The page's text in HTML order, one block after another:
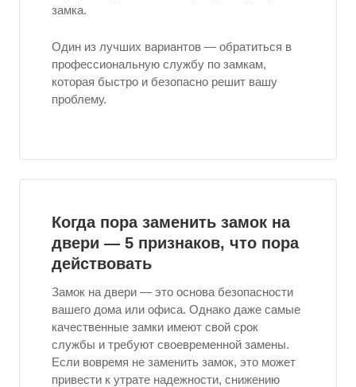
замка.
Один из лучших вариантов — обратиться в
профессиональную службу по замкам,
которая быстро и безопасно решит вашу
проблему.
Когда пора заменить замок на
двери — 5 признаков, что пора
действовать
Замок на двери — это основа безопасности
вашего дома или офиса. Однако даже самые
качественные замки имеют свой срок
службы и требуют своевременной замены.
Если вовремя не заменить замок, это может
привести к утрате надежности, снижению